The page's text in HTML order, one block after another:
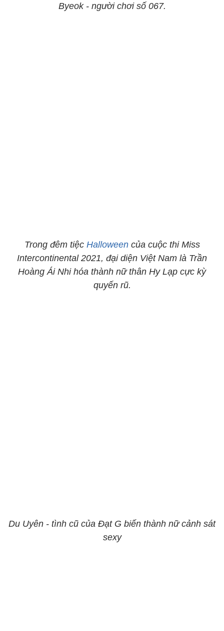
Byeok - người chơi số 067.
Trong đêm tiệc Halloweencủa cuộc thi Miss
Intercontinental 2021, đại diện Việt Nam là Trần
Hoàng Ái Nhi hóa thành nữ thân Hy Lạp cực kỳ
quyến rũ.
Du Uyên - tình cũ của Đạt G biến thành nữ cảnh sát
sexy